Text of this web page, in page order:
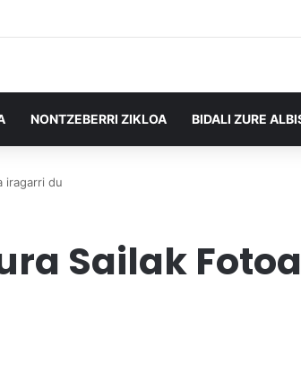
NONTZEBERRI ZIKLOA BIDALI ZURE
iragarri du
Sailak